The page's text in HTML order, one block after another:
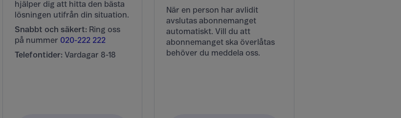
hjälper dig att hitta den bästa
lösningen utifrån din situation.
Snabbt och säkert: Ring oss
på nummer 020-222 222
Telefontider: Vardagar 8-18
När en person har avlidit
avslutas abonnemanget
automatiskt. Vill du att
abonnemanget ska överlåtas
behöver du meddela oss.